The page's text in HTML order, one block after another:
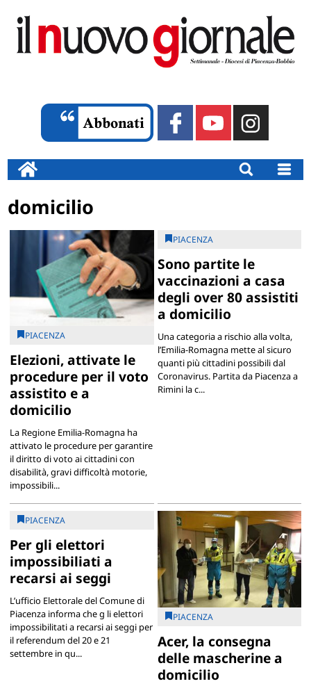
domicilio
PIACENZA
Elezioni, attivate le
procedure per il voto
assistito e a
domicilio
La Regione Emilia-Romagna ha
attivato le procedure per garantire
il diritto di voto ai cittadini con
disabilità, gravi difficoltà motorie,
impossibili...
PIACENZA
Sono partite le
vaccinazioni a casa
degli over 80 assistiti
a domicilio
Una categoria a rischio alla volta,
l’Emilia-Romagna mette al sicuro
quanti più cittadini possibili dal
Coronavirus. Partita da Piacenza a
Rimini la c...
PIACENZA
Per gli elettori
impossibiliati a
recarsi ai seggi
L’ufficio Elettorale del Comune di
Piacenza informa che g li elettori
impossibilitati a recarsi ai seggi per
il referendum del 20 e 21
settembre in qu...
PIACENZA
Acer, la consegna
delle mascherine a
domicilio